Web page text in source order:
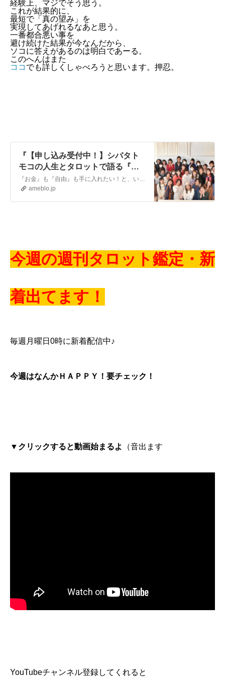
経験上、マジでそう思う。
これが結果的に、
最短で「真の望み」を
実現してあげれるなあと思う。
一番都合悪い事を
避け続けた結果が今なんだから、
ソコに答えがあるのは明白であーる。
このへんはまた
ココ でも詳しくしゃべろうと思います。押忍。
『【申し込み受付中！】シバタト
モコの人生とタロットで語る『お
金』と『自由』の極意！』
ameblo.jp
今週の週刊タロット鑑定・新
着出てます！
毎週月曜日0時に新着配信中♪
今週はなんかＨＡＰＰＹ！要チェック！
▼クリックすると動画始まるよ （音出ます
YouTubeチャンネル登録してくれると